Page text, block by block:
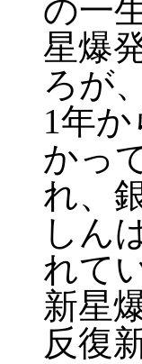
の一
星爆
ろが
1年
かっ
れ、
しん
れて
新星
反復